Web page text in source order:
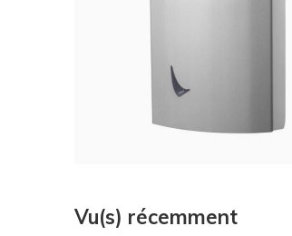
Vu(s) récemment